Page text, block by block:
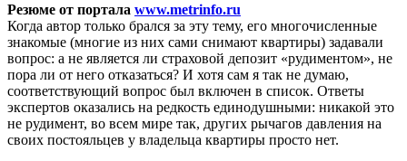
Резюме от портала www.metrinfo.ru
Когда автор только брался за эту тему, его многочисленные
знакомые (многие из них сами снимают квартиры) задавали
вопрос: а не является ли страховой депозит «рудиментом», не
пора ли от него отказаться? И хотя сам я так не думаю,
соответствующий вопрос был включен в список. Ответы
экспертов оказались на редкость единодушными: никакой это
не рудимент, во всем мире так, других рычагов давления на
своих постояльцев у владельца квартиры просто нет.